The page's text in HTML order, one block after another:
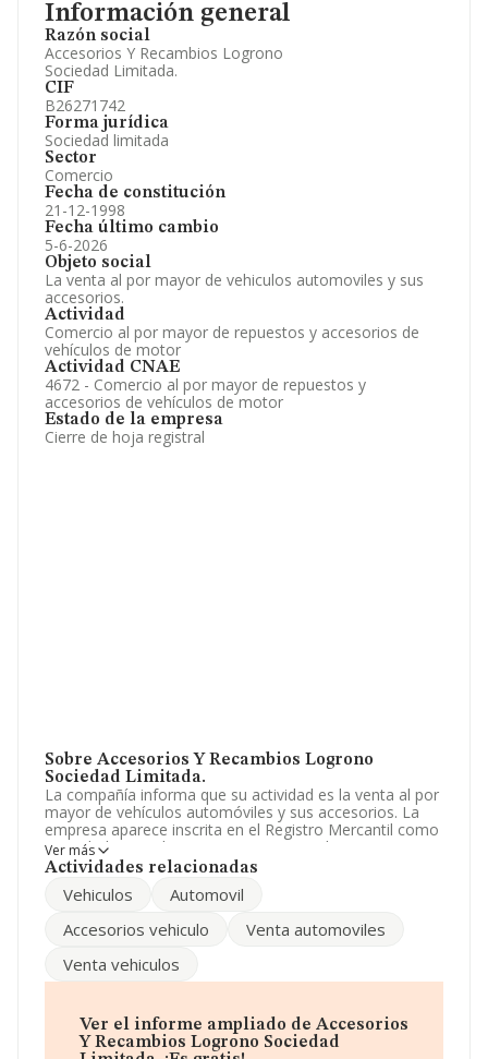
Información general
Razón social
Accesorios Y Recambios Logrono
Sociedad Limitada.
CIF
B26271742
Forma jurídica
Sociedad limitada
Sector
Comercio
Fecha de constitución
21-12-1998
Fecha último cambio
5-6-2026
Objeto social
La venta al por mayor de vehiculos automoviles y sus
accesorios.
Actividad
Comercio al por mayor de repuestos y accesorios de
vehículos de motor
Actividad CNAE
4672 - Comercio al por mayor de repuestos y
accesorios de vehículos de motor
Estado de la empresa
Cierre de hoja registral
Sobre Accesorios Y Recambios Logrono
Sociedad Limitada.
La compañía informa que su actividad es la venta al por
mayor de vehículos automóviles y sus accesorios. La
empresa aparece inscrita en el Registro Mercantil como
Sociedad Limitada. Su CNAE corresponde a 4672 con
código 'Comercio al por mayor de metales y minerales
exportación.
Acerca de los empleados, ha contado con una
disponible en INFORMA, ha dispuesto de un número de
empleados por debajo de la media de sector.
La empresa española Accesorios y Recambios
Logrono Sociedad Limitada , con número de
Ver más
Actividades relacionadas
Vehiculos
Automovil
Accesorios vehiculo
Venta automoviles
Venta vehiculos
Ver el informe ampliado de Accesorios
Y Recambios Logrono Sociedad
Artículos de prensa publicados sobre la empresa.
Información oficial y registral complementaria.